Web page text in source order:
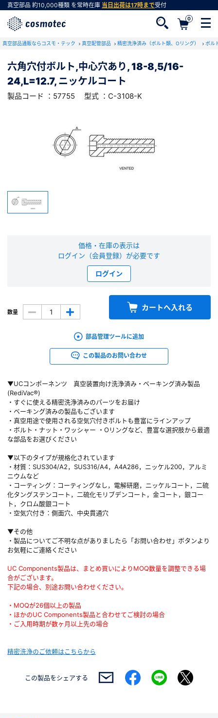
真空部品 約10,000種類 を常時在庫 当日出荷は17時まで受付
0
真空部品通販ならコスモ・テック 真空配管部品 精密洗浄済み（ボルト類、Oリング） ボル
六角穴付ボルト,中心穴あり, 18-8,5/16-
24,L=12.7, ニッケルコート
製品コード ：57755 型式 ：C-3108-K
▼UCコンポーネンツ 真空装置向け洗浄済み・ベーキング済み製品
(RediVac®)
・すぐに使える精密洗浄済みのパーツをお届け
・ベーキング済みの製品もございます
・真空用途で使用される空気穴付きボルトも豊富にラインアップ
・ボルト・ナット・ワッシャー ・Oリングなど、豊富な選択肢から最適
な部品をお選びください
▼以下のタイプが規格化されています
・材質：SUS304/A2，SUS316/A4，A4A286，ニッケル200，アルミ
ニウムなど
・コーティング：コーティングなし，電解研磨，ニッケルコート，二硫
化タングステンコート，二硫化モリブデンコート，金コート，銀コー
ト，クロム酸銀コート
・空気穴付き：側面穴、中央貫通穴
▼その他
・製品についてご不明な点がありましたら「お問い合わせ」ボタンより
お気軽にご連絡ください
UC Components製品は、まとめ買いによりMOQ数量を調整できる場
合がございます。
下記の場合、別途お問い合わせください。
・MOQが26個以上の製品
・ほかのUC Components製品と合わせてご検討の場合
・ご入用時期が数ヶ月以上先の場合
精密洗浄のご依頼はこちらから
価格・在庫の表示は
ログイン（会員登録）が必要です
ログイン
数量 カートへ入れる
部品管理ツールに追加
この製品のお問い合わせ
この製品をシェアする
RoHS2適合報告書のダウンロード
下記製品のRoHS2適合報告書のダウンロードをします。
六角穴付ボルト,中心穴あり, 18-8,5/16-
24,L=12.7, ニッケルコート
型式 ：C-3108-K 製品コード ：57755
会社・学校・研究機関名
会員登録がお済みでない方
会員登録をすれば、便利な機能がご利用いただけ
※新規会員登録をお申し込み頂いてから本登録となるまで、数日間かかる場合
があります。また当社の判断によりお断りする場合があります。
会員の方はこちら
※メールアドレスを忘れた方は、お問い合わせページよりお問い合わせくださ